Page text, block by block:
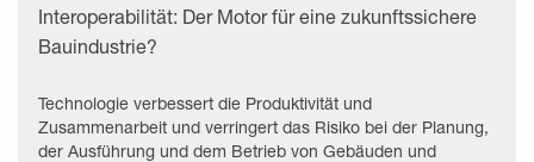
Interoperabilität: Der Motor für eine zukunftssichere
Bauindustrie?
Technologie verbessert die Produktivität und
Zusammenarbeit und verringert das Risiko bei der Planung,
der Ausführung und dem Betrieb von Gebäuden und